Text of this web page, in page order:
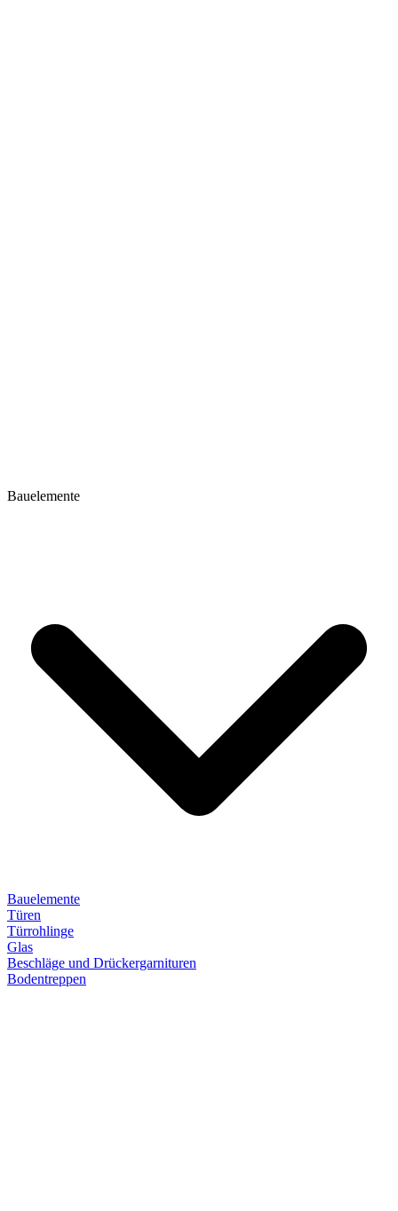
Bauelemente
Bauelemente
Türen
Türrohlinge
Glas
Beschläge und Drückergarnituren
Bodentreppen